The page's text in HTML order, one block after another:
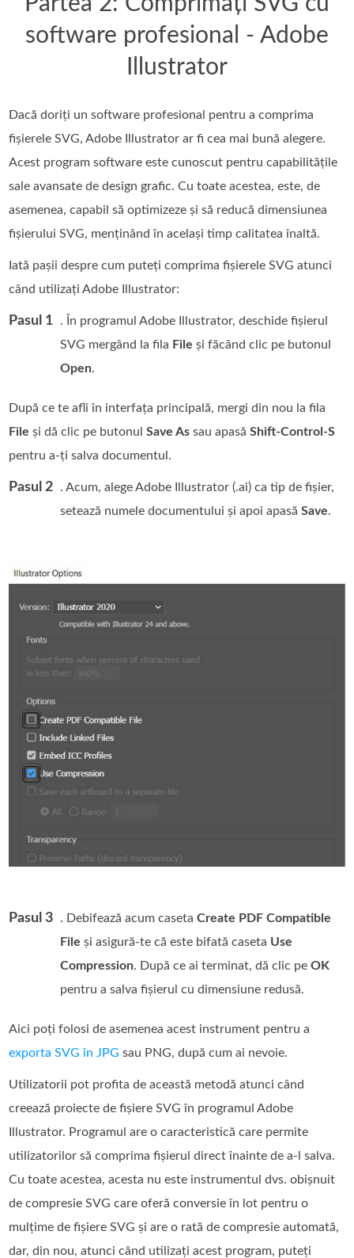
software profesional - Adobe
Illustrator
Dacă doriți un software profesional pentru a comprima
fișierele SVG, Adobe Illustrator ar fi cea mai bună alegere.
Acest program software este cunoscut pentru capabilitățile
sale avansate de design grafic. Cu toate acestea, este, de
asemenea, capabil să optimizeze și să reducă dimensiunea
fișierului SVG, menținând în același timp calitatea înaltă.
Iată pașii despre cum puteți comprima fișierele SVG atunci
când utilizați Adobe Illustrator:
Pasul 1
. În programul Adobe Illustrator, deschide fișierul
SVG mergând la fila File și făcând clic pe butonul
Open.
După ce te afli în interfața principală, mergi din nou la fila
File și dă clic pe butonulSave As sau apasăShift-Control-S
pentru a-ți salva documentul.
Pasul 2
. Acum, alege Adobe Illustrator (.ai) ca tip de fișier,
setează numele documentului și apoi apasăSave.
Pasul 3 . Debifează acum casetaCreate PDF Compatible
File și asigură-te că este bifată caseta Use
Compression. După ce ai terminat, dă clic peOK
pentru a salva fișierul cu dimensiune redusă.
Aici poți folosi de asemenea acest instrument pentru a
exporta SVG în JPG sau PNG, după cum ai nevoie.
Utilizatorii pot profita de această metodă atunci când
creează proiecte de fișiere SVG în programul Adobe
Illustrator. Programul are o caracteristică care permite
utilizatorilor să comprima fișierul direct înainte de a-l salva.
Cu toate acestea, acesta nu este instrumentul dvs. obișnuit
de compresie SVG care oferă conversie în lot pentru o
mulțime de fișiere SVG și are o rată de compresie automată,
dar, din nou, atunci când utilizați acest program, puteți